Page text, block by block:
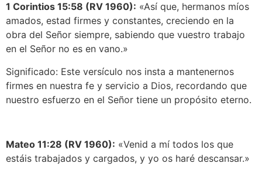
1 Corintios 15:58 (RV 1960): «Así que, hermanos míos
amados, estad firmes y constantes, creciendo en la
obra del Señor siempre, sabiendo que vuestro trabajo
en el Señor no es en vano.»
Significado: Este versículo nos insta a mantenernos
firmes en nuestra fe y servicio a Dios, recordando que
nuestro esfuerzo en el Señor tiene un propósito eterno.
Mateo 11:28 (RV 1960): «Venid a mí todos los que
estáis trabajados y cargados, y yo os haré descansar.»